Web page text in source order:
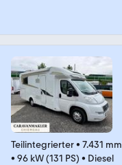
Teilintegrierter• 7.431 mm
• 96 kW (131 PS) • Diesel